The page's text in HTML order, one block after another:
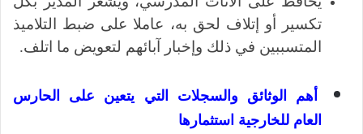
تكسير أو إتلاف لحق به، عاملا على ضبط التلاميذ
المتسببين في ذلك وإخبار آبائهم لتعويض ما اتلف.
أهم الوثائق والسجلات التي يتعين على الحارس
العام للخارجية استثمارها